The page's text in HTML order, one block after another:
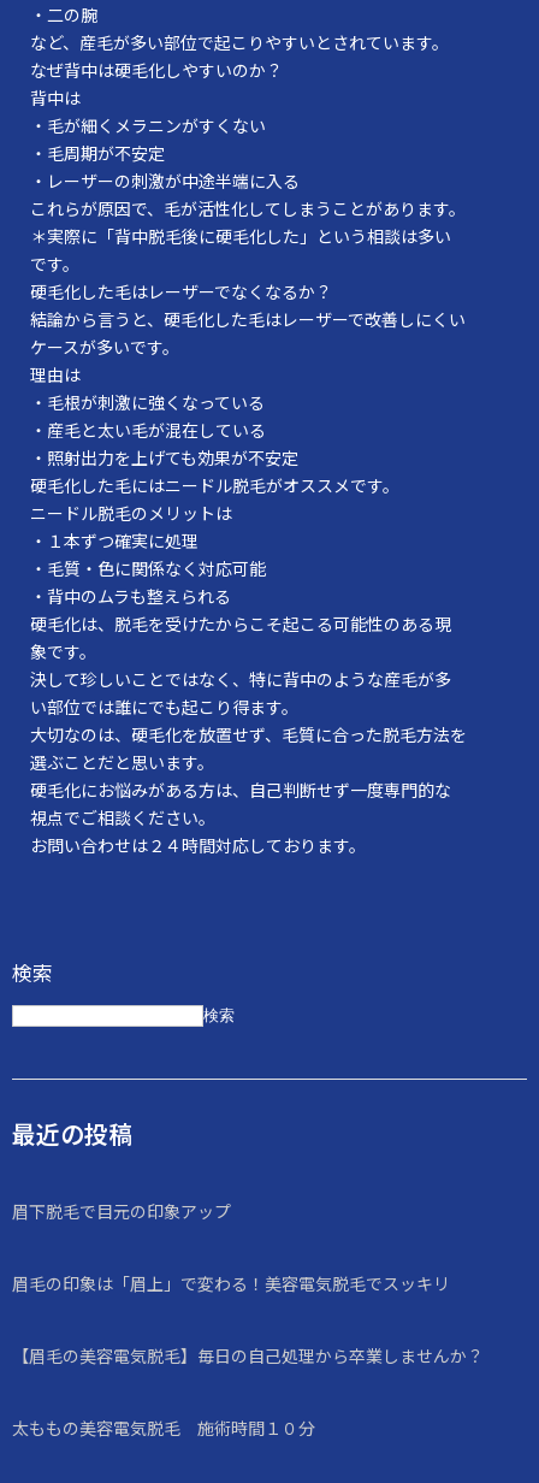
・二の腕
など、産毛が多い部位で起こりやすいとされています。
なぜ背中は硬毛化しやすいのか？
背中は
・毛が細くメラニンがすくない
・毛周期が不安定
・レーザーの刺激が中途半端に入る
これらが原因で、毛が活性化してしまうことがあります。
＊実際に「背中脱毛後に硬毛化した」という相談は多い
です。
硬毛化した毛はレーザーでなくなるか？
結論から言うと、硬毛化した毛はレーザーで改善しにくい
ケースが多いです。
理由は
・毛根が刺激に強くなっている
・産毛と太い毛が混在している
・照射出力を上げても効果が不安定
硬毛化した毛にはニードル脱毛がオススメです。
ニードル脱毛のメリットは
・１本ずつ確実に処理
・毛質・色に関係なく対応可能
・背中のムラも整えられる
硬毛化は、脱毛を受けたからこそ起こる可能性のある現
象です。
決して珍しいことではなく、特に背中のような産毛が多
い部位では誰にでも起こり得ます。
大切なのは、硬毛化を放置せず、毛質に合った脱毛方法を
選ぶことだと思います。
硬毛化にお悩みがある方は、自己判断せず一度専門的な
視点でご相談ください。
お問い合わせは２４時間対応しております。
検索
検索
最近の投稿
眉下脱毛で目元の印象アップ
眉毛の印象は「眉上」で変わる！美容電気脱毛でスッキリ
【眉毛の美容電気脱毛】毎日の自己処理から卒業しませんか？
太ももの美容電気脱毛 施術時間１０分